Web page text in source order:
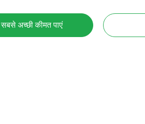
सबसे अच्छी कीमत पाएं